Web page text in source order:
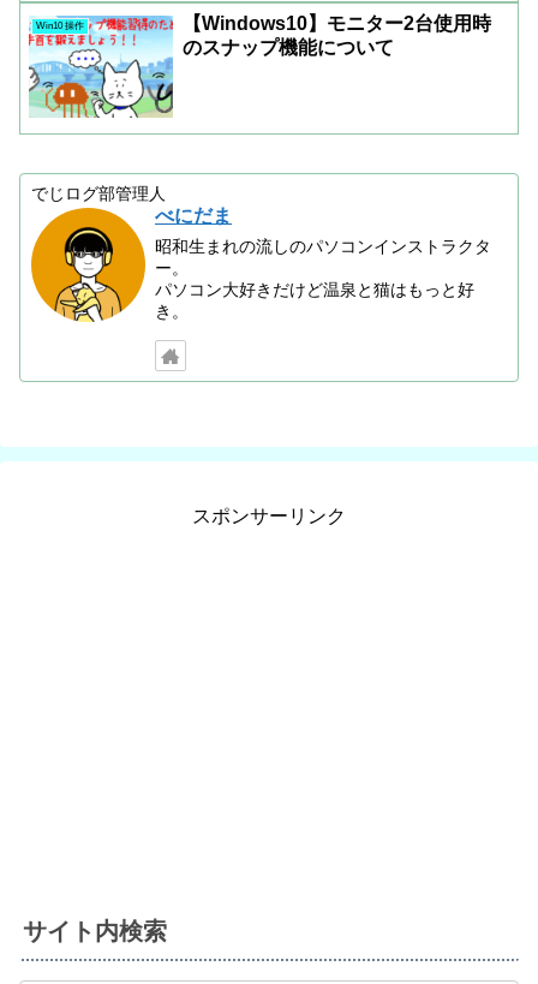
Win10 操作
【Windows10】モニター2台使用時
のスナップ機能について
でじログ部管理人
べにだま
昭和生まれの流しのパソコンインストラクタ
ー。
パソコン大好きだけど温泉と猫はもっと好
き。
スポンサーリンク
サイト内検索